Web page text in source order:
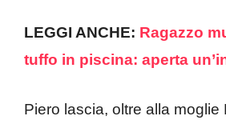
LEGGI ANCHE: Ragazzo
tuffo in piscina: aperta
Piero lascia, oltre alla moglie